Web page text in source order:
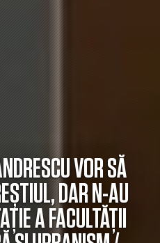
VOR SĂ
DAR N-AU
A FACULTĂȚII